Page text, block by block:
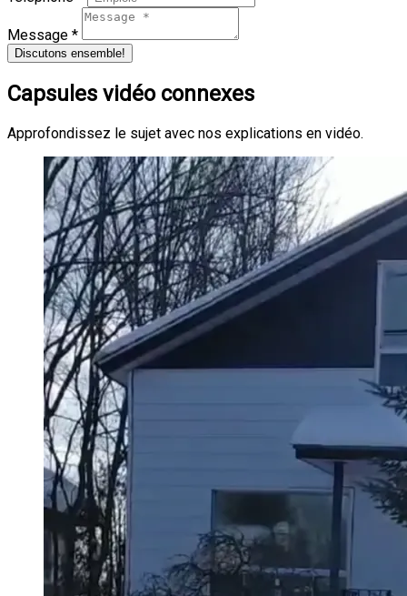
Message *
Discutons ensemble!
Capsules vidéo connexes
Approfondissez le sujet avec nos explications en vidéo.